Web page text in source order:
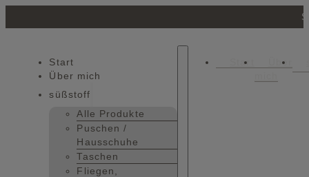
Start
Über mich
süßstoff
Alle Produkte
Puschen /
Hausschuhe
Taschen
Fliegen,
Start
Über